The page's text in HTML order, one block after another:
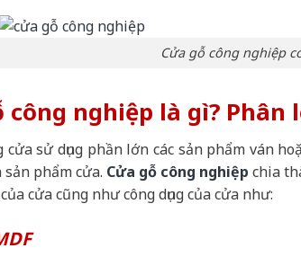
Cửa gỗ công nghiệp
công nghiệp là gì? Phân
cửa sử dụng phần lớn các sản phẩm ván
phẩm cửa. Cửa gỗ công nghiệp chia
cửa cũng như công dụng của cửa như: